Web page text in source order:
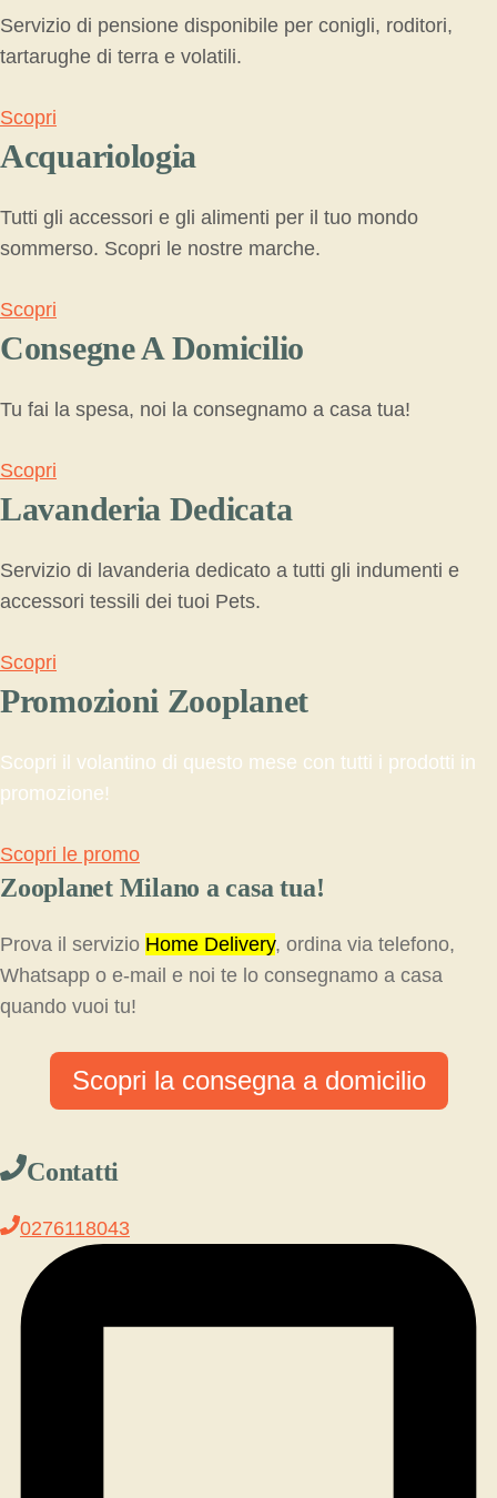
Servizio di pensione disponibile per conigli, roditori,
tartarughe di terra e volatili.
Scopri
Acquariologia
Tutti gli accessori e gli alimenti per il tuo mondo
sommerso. Scopri le nostre marche.
Scopri
Consegne A Domicilio
Tu fai la spesa, noi la consegnamo a casa tua!
Scopri
Lavanderia Dedicata
Servizio di lavanderia dedicato a tutti gli indumenti e
accessori tessili dei tuoi Pets.
Scopri
Promozioni Zooplanet
Scopri il volantino di questo mese con tutti i prodotti in
promozione!
Scopri le promo
Zooplanet Milano a casa tua!
Prova il servizio Home Delivery, ordina via telefono,
Whatsapp o e-mail e noi te lo consegnamo a casa
quando vuoi tu!
Scopri la consegna a domicilio
Contatti
0276118043